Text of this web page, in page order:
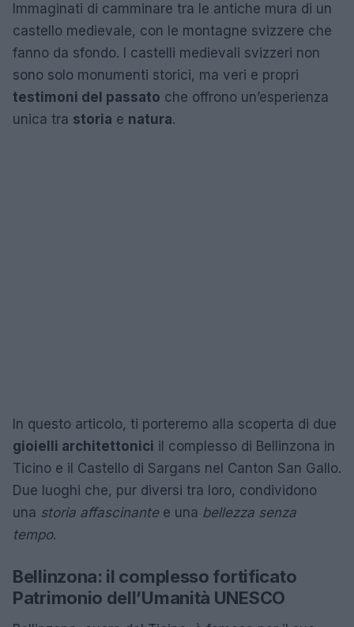
Immaginati di camminare tra le antiche mura di un
castello medievale, con le montagne svizzere che
fanno da sfondo. I castelli medievali svizzeri non
sono solo monumenti storici, ma veri e propri
testimoni del passato che offrono un’esperienza
unica tra storia e natura.
In questo articolo, ti porteremo alla scoperta di due
gioielli architettonici il complesso di Bellinzona in
Ticino e il Castello di Sargans nel Canton San Gallo.
Due luoghi che, pur diversi tra loro, condividono
una storia affascinantee una bellezza senza
tempo.
Bellinzona: il complesso fortificato
Patrimonio dell’Umanità UNESCO